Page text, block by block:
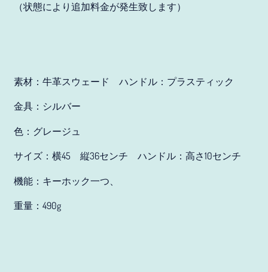
（状態により追加料金が発生致します）
素材：牛革スウェード ハンドル：プラスティック
金具：シルバー
色：グレージュ
サイズ：横45 縦36センチ ハンドル：高さ10センチ
機能：キーホック一つ、
重量：490g
アンゴラ (JPY ¥)
イエメン (JPY ¥)
イギリス (JPY ¥)
イスラエル (JPY ¥)
イタリア (JPY ¥)
イラク (JPY ¥)